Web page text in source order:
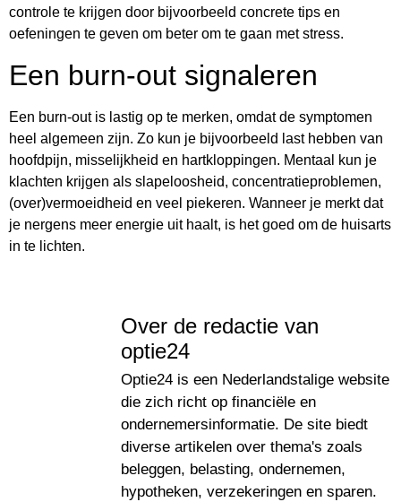
controle te krijgen door bijvoorbeeld concrete tips en
oefeningen te geven om beter om te gaan met stress.
Een burn-out signaleren
Een burn-out is lastig op te merken, omdat de symptomen
heel algemeen zijn. Zo kun je bijvoorbeeld last hebben van
hoofdpijn, misselijkheid en hartkloppingen. Mentaal kun je
klachten krijgen als slapeloosheid, concentratieproblemen,
(over)vermoeidheid en veel piekeren. Wanneer je merkt dat
je nergens meer energie uit haalt, is het goed om de huisarts
in te lichten.
Over de redactie van
optie24
Optie24 is een Nederlandstalige website
die zich richt op financiële en
ondernemersinformatie. De site biedt
diverse artikelen over thema's zoals
beleggen, belasting, ondernemen,
hypotheken, verzekeringen en sparen.